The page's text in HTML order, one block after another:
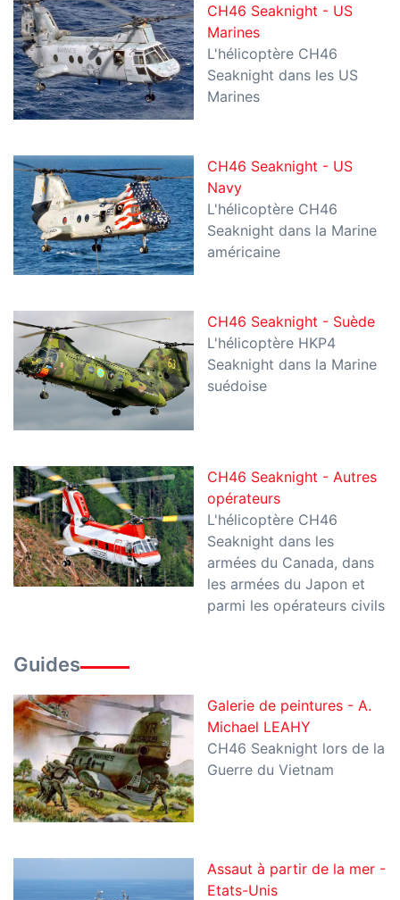
CH46 Seaknight - US
Marines
L'hélicoptère CH46
Seaknight dans les US
Marines
CH46 Seaknight - US
Navy
L'hélicoptère CH46
Seaknight dans la Marine
américaine
CH46 Seaknight - Suède
L'hélicoptère HKP4
Seaknight dans la Marine
suédoise
CH46 Seaknight - Autres
opérateurs
L'hélicoptère CH46
Seaknight dans les
armées du Canada, dans
les armées du Japon et
parmi les opérateurs civils
Guides
Galerie de peintures - A.
Michael LEAHY
CH46 Seaknight lors de la
Guerre du Vietnam
Assaut à partir de la mer -
Etats-Unis